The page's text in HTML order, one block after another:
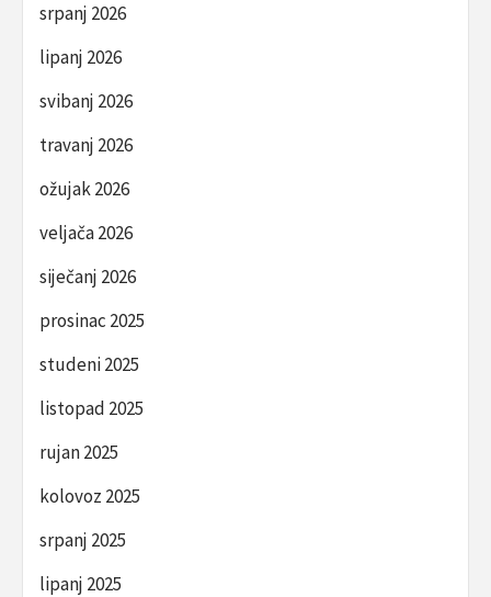
srpanj 2026
lipanj 2026
svibanj 2026
travanj 2026
ožujak 2026
veljača 2026
siječanj 2026
prosinac 2025
studeni 2025
listopad 2025
rujan 2025
kolovoz 2025
srpanj 2025
lipanj 2025